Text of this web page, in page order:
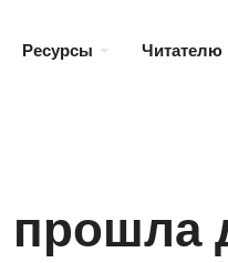
Ресурсы Читателю